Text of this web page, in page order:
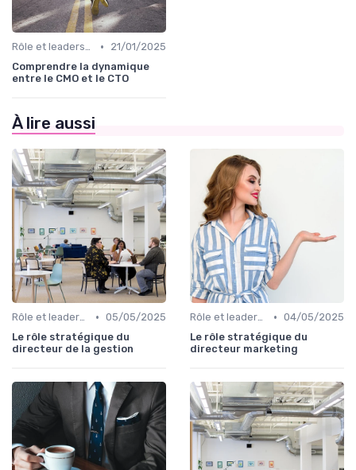
Rôle et leadership du directeur marketing •
21/01/2025
Comprendre la dynamique
entre le CMO et le CTO
À lire aussi
Rôle et leadership du directeur marketing • 05/05/2025
Le rôle stratégique du
directeur de la gestion
Rôle et leadership du directeur marketing • 04/05/2025
Le rôle stratégique du
directeur marketing